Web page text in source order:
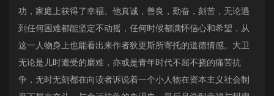
功，家庭上获得了幸福。他真诚，善良，勤奋，刻苦，无论遇
到任何困难都能坚定不动摇，任何时候都满怀信心和希望，从
这一人物身上也能看出来作者狄更斯所寄托的道德情感。大卫
无论是儿时遭受的磨难，亦或是青年时代不屈不挠的痛苦抗
争，无时无刻都在向读者诉说着一个小人物在资本主义社会制